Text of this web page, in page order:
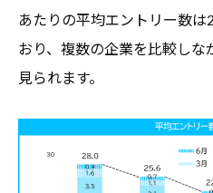
あたりの平均エントリー数は
おり、複数の企業を比較し
見られます。